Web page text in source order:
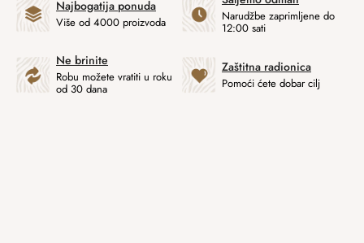
Najbogatija ponuda
Više od 4000 proizvoda Narudžbe zaprimljene do
12:00 sati
Ne brinite
Robu možete vratiti u roku
od 30 dana
Zaštitna radionica
Pomoći ćete dobar cilj